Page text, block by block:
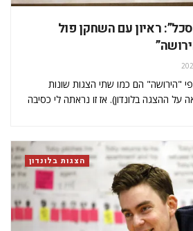
ראיון עם השחקן פול
"הירושה" הם כמו שתי הצגות שונות
על ההצגה בלונדון). אז זו נראתה לי כסיבה
הצגות בלונדון